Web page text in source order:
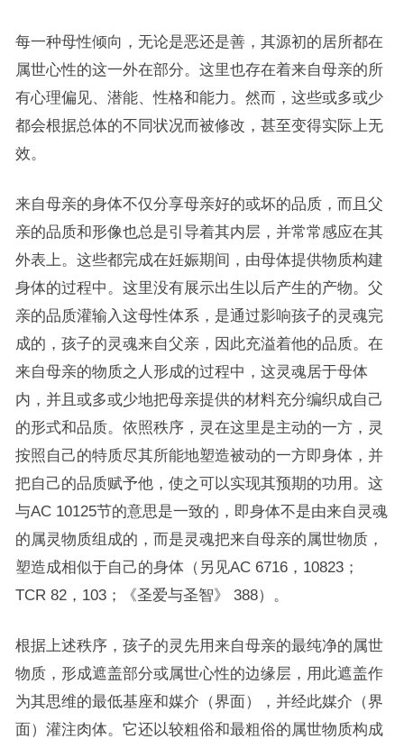
每一种母性倾向，无论是恶还是善，其源初的居所都在
属世心性的这一外在部分。这里也存在着来自母亲的所
有心理偏见、潜能、性格和能力。然而，这些或多或少
都会根据总体的不同状况而被修改，甚至变得实际上无
效。
来自母亲的身体不仅分享母亲好的或坏的品质，而且父
亲的品质和形像也总是引导着其内层，并常常感应在其
外表上。这些都完成在妊娠期间，由母体提供物质构建
身体的过程中。这里没有展示出生以后产生的产物。父
亲的品质灌输入这母性体系，是通过影响孩子的灵魂完
成的，孩子的灵魂来自父亲，因此充溢着他的品质。在
来自母亲的物质之人形成的过程中，这灵魂居于母体
内，并且或多或少地把母亲提供的材料充分编织成自己
的形式和品质。依照秩序，灵在这里是主动的一方，灵
按照自己的特质尽其所能地塑造被动的一方即身体，并
把自己的品质赋予他，使之可以实现其预期的功用。这
与AC 10125节的意思是一致的，即身体不是由来自灵魂
的属灵物质组成的，而是灵魂把来自母亲的属世物质，
塑造成相似于自己的身体（另见AC 6716，10823；
TCR 82，103；《圣爱与圣智》 388）。
根据上述秩序，孩子的灵先用来自母亲的最纯净的属世
物质，形成遮盖部分或属世心性的边缘层，用此遮盖作
为其思维的最低基座和媒介（界面），并经此媒介（界
面）灌注肉体。它还以较粗俗和最粗俗的属世物质构成